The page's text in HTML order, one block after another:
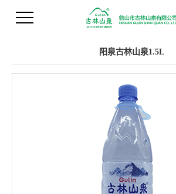
您当前的位置 ： 首 页>>产品中心>>支装水
阳泉古林山泉1.5L